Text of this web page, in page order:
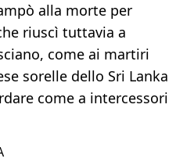
alla morte per
riuscì tuttavia a
come ai martiri
sorelle dello Sri Lanka
come a intercessori